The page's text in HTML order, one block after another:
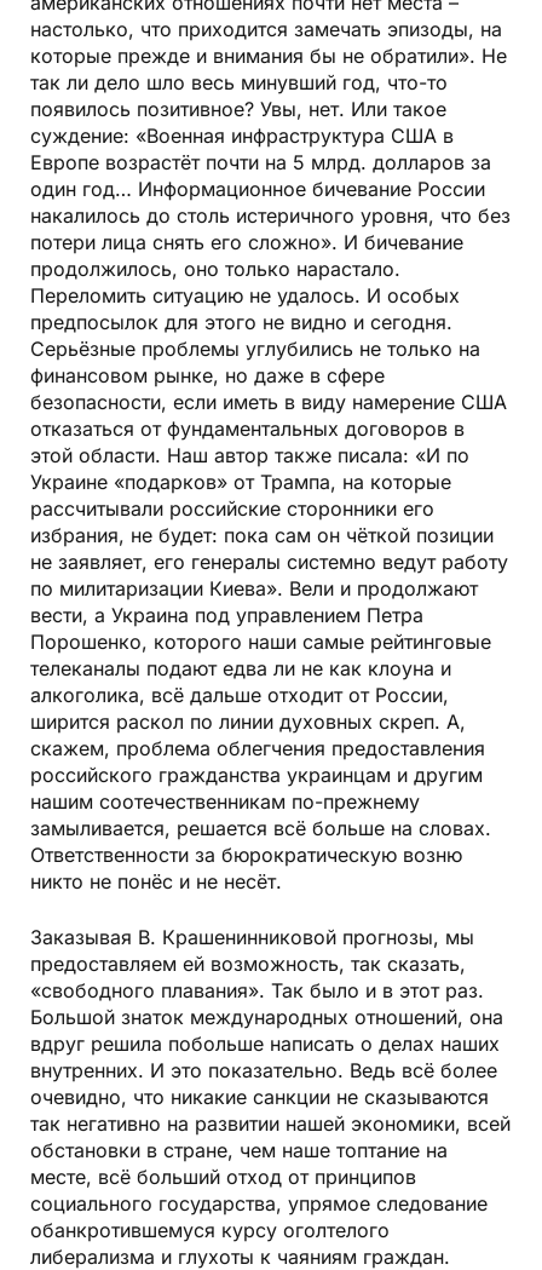
настолько, что приходится замечать эпизоды, на
которые прежде и внимания бы не обратили». Не
так ли дело шло весь минувший год, что-то
появилось позитивное? Увы, нет. Или такое
суждение: «Военная инфраструктура США в
Европе возрастёт почти на 5 млрд. долларов за
один год… Информационное бичевание России
накалилось до столь истеричного уровня, что без
потери лица снять его сложно». И бичевание
продолжилось, оно только нарастало.
Переломить ситуацию не удалось. И особых
предпосылок для этого не видно и сегодня.
Серьёзные проблемы углубились не только на
финансовом рынке, но даже в сфере
безопасности, если иметь в виду намерение США
отказаться от фундаментальных договоров в
этой области. Наш автор также писала: «И по
Украине «подарков» от Трампа, на которые
рассчитывали российские сторонники его
избрания, не будет: пока сам он чёткой позиции
не заявляет, его генералы системно ведут работу
по милитаризации Киева». Вели и продолжают
вести, а Украина под управлением Петра
Порошенко, которого наши самые рейтинговые
телеканалы подают едва ли не как клоуна и
алкоголика, всё дальше отходит от России,
ширится раскол по линии духовных скреп. А,
скажем, проблема облегчения предоставления
российского гражданства украинцам и другим
нашим соотечественникам по-прежнему
замыливается, решается всё больше на словах.
Ответственности за бюрократическую возню
никто не понёс и не несёт.
Заказывая В. Крашенинниковой прогнозы, мы
предоставляем ей возможность, так сказать,
«свободного плавания». Так было и в этот раз.
Большой знаток международных отношений, она
вдруг решила побольше написать о делах наших
внутренних. И это показательно. Ведь всё более
очевидно, что никакие санкции не сказываются
так негативно на развитии нашей экономики, всей
обстановки в стране, чем наше топтание на
месте, всё больший отход от принципов
социального государства, упрямое следование
обанкротившемуся курсу оголтелого
либерализма и глухоты к чаяниям граждан.